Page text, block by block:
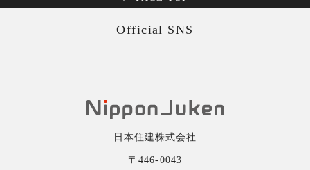
Official SNS
日本住建株式会社
〒446-0043